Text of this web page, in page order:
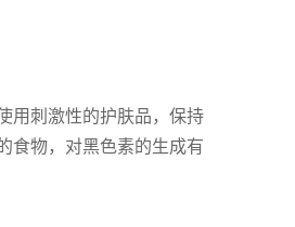
用刺激性的护肤品，保持
食物，对黑色素的生成有